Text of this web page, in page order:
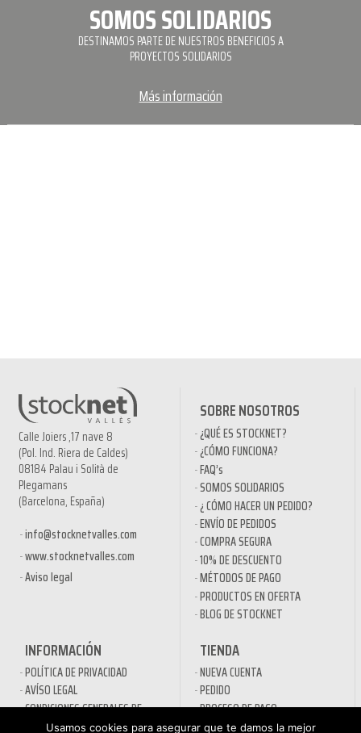
SOMOS SOLIDARIOS
DESTINAMOS PARTE DE NUESTROS BENEFICIOS A
PROYECTOS SOLIDARIOS
Más información
Calle Joiers ,17 nave 8
(Pol. Ind. Riera de Caldes)
08184 Palau i Solità de
Plegamans
(Barcelona, España)
info@stocknetvalles.com
www.stocknetvalles.com
Aviso legal
SOBRE NOSOTROS
¿QUÉ ES STOCKNET?
¿CÓMO FUNCIONA?
FAQ’s
SOMOS SOLIDARIOS
¿ CÓMO HACER UN PEDIDO?
ENVÍO DE PEDIDOS
COMPRA SEGURA
10% DE DESCUENTO
MÉTODOS DE PAGO
PRODUCTOS EN OFERTA
BLOG DE STOCKNET
INFORMACIÓN
POLÍTICA DE PRIVACIDAD
AVÍSO LEGAL
CONDICIONES GENERALES DE
CONTRATACIÓN
TIENDA
NUEVA CUENTA
PEDIDO
PROCESO DE PAGO
MI CUENTA
Usamos cookies para asegurar que te damos la mejor